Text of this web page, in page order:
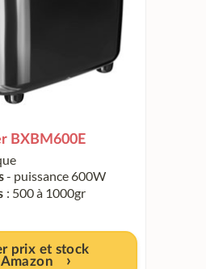
BXBM600E
- puissance 600W
: 500 à 1000gr
prix et stock